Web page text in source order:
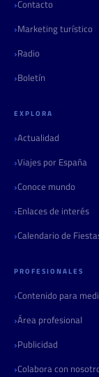
Contacto
Marketing turístico
Radio
Boletín
EXPLORA
Actualidad
Viajes por España
Conoce mundo
Enlaces de interés
Calendario de
PROFESIONALES
Contenido para
Área profesional
Publicidad
Colabora con